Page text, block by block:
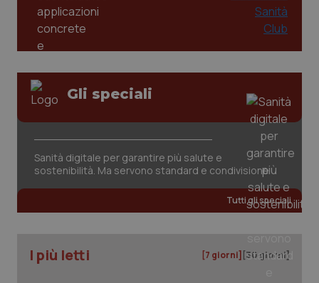
Gli speciali
Sanità digitale per garantire più salute e
sostenibilità. Ma servono standard e condivisione
Tutti gli speciali
I più letti [7 giorni] [30 giorni]
CookieScriptConsent
CookieScript
www.quotidianosanita.it
5